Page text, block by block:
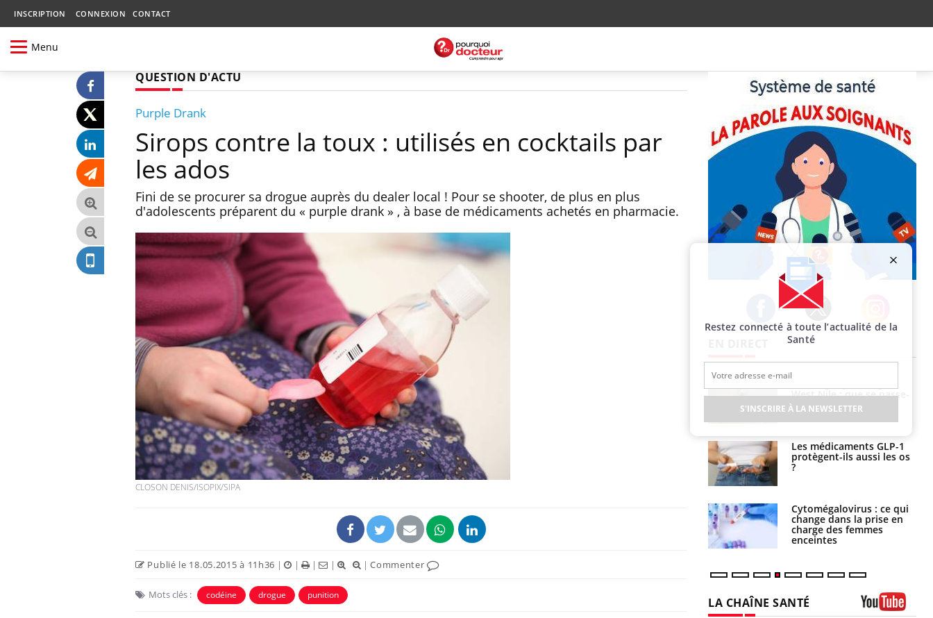
INSCRIPTION CONNEXION CONTACT
Menu
QUESTION D'ACTU
Purple Drank
Sirops contre la toux : utilisés en cocktails par
les ados
Fini de se procurer sa drogue auprès du dealer local ! Pour se shooter, de plus en plus
d'adolescents préparent du « purple drank » , à base de médicaments achetés en pharmacie.
CLOSON DENIS/ISOPIX/SIPA
Publié le 18.05.2015 à 11h36 | | | | |Commenter
Mots clés : codéine drogue punition
Facebook Twitter Instagram
Bébés, jeunes enfants :
quelle trousse à
pharmacie pour les
vacances ?
Syndrome métabolique :
quels sont les meilleurs
exercices physiques ?
Hantavirus : un cas
détecté chez un touriste
en France
Mortalité infantile : un
rapport s’interroge sur
son taux élevé en France
naturel attire l'attention
des chercheurs
West Nile : que se passe-
t-il dans le sud de la
France ?
Les médicaments GLP-1
protègent-ils aussi les os
?
Cytomégalovirus : ce qui
change dans la prise en
charge des femmes
enceintes
LA CHAÎNE SANTÉ
Restez connecté à toute l’actualité de la
Santé
S'INSCRIRE À LA NEWSLETTER